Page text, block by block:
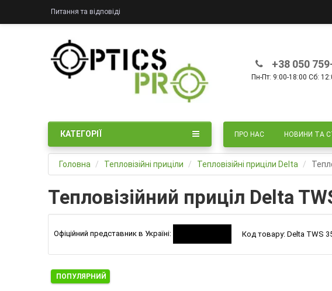
Питання та відповіді
+38 050
Пн-Пт: 9:00-18:00 Сб:
ПРО НАС НОВИНИ ТА
КАТЕГОРІЇ
Головна Тепловізійні приціли Тепловізійні приціли Delta
Тепловізійний приціл Delta
Офіційний представник в Україні: Код товару: Delta TWS
ПОПУЛЯРНИЙ